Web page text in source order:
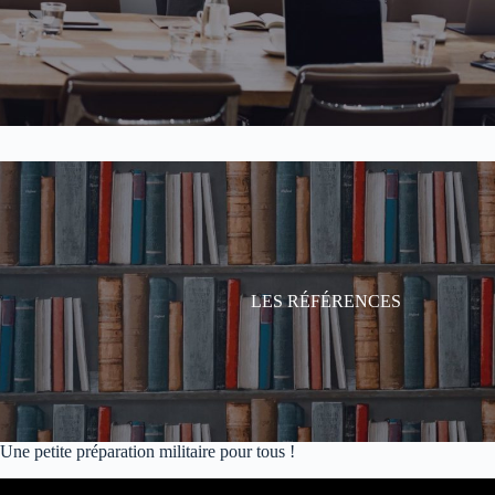
LES RÉFÉRENCES
Les références
Les références
Une petite préparation militaire pour tous !